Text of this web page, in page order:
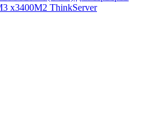
x3400M2 ThinkServer